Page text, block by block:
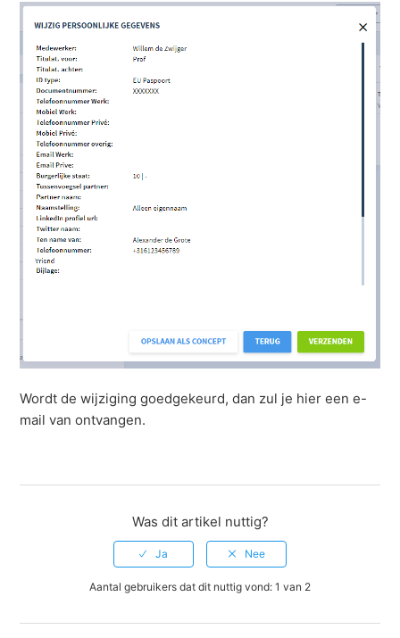
Wordt de wijziging goedgekeurd, dan zul je hier een e-
mail van ontvangen.
Was dit artikel nuttig?
Aantal gebruikers dat dit nuttig vond: 1 van 2